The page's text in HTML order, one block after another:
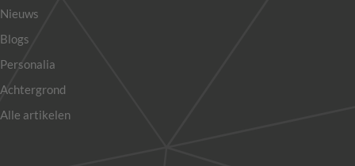
Nieuws
Blogs
Personalia
Achtergrond
Alle artikelen